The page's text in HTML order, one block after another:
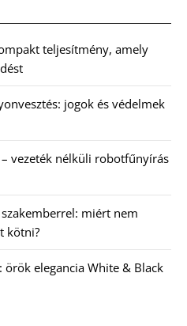
teljesítmény, amely
jogok és védelmek
vezeték nélküli robotfűnyírás
miért nem
kötni?
elegancia White & Black